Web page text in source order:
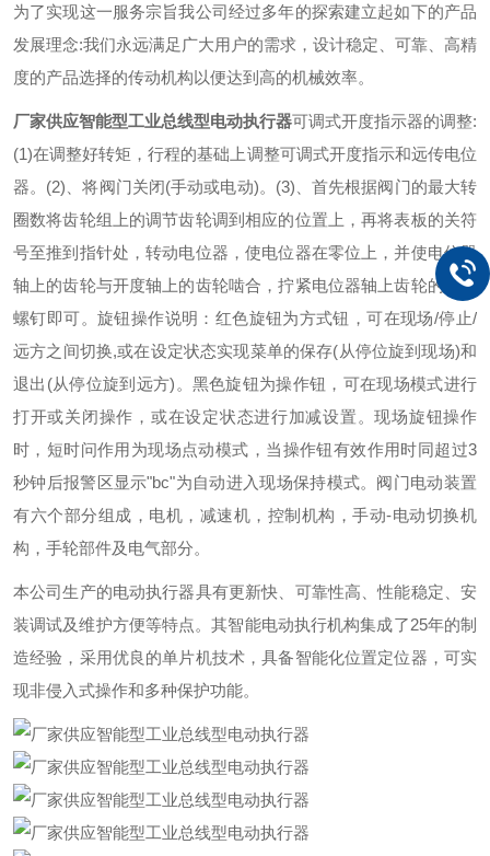
为了实现这一服务宗旨我公司经过多年的探索建立起如下的产品
发展理念:我们永远满足广大用户的需求，设计稳定、可靠、高精
度的产品选择的传动机构以便达到高的机械效率。
厂家供应智能型工业总线型电动执行器可调式开度指示器的调整:
(1)在调整好转矩，行程的基础上调整可调式开度指示和远传电位
器。(2)、将阀门关闭(手动或电动)。(3)、首先根据阀门的最大转
圈数将齿轮组上的调节齿轮调到相应的位置上，再将表板的关符
号至推到指针处，转动电位器，使电位器在零位上，并使电位器
轴上的齿轮与开度轴上的齿轮啮合，拧紧电位器轴上齿轮的紧定
螺钉即可。 旋钮操作说明：红色旋钮为方式钮，可在现场/停止/
远方之间切换,或在设定状态实现菜单的保存(从停位旋到现场)和
退出(从停位旋到远方)。黑色旋钮为操作钮，可在现场模式进行
打开或关闭操作，或在设定状态进行加减设置。现场旋钮操作
时，短时问作用为现场点动模式，当操作钮有效作用时同超过3
秒钟后报警区显示"bc"为自动进入现场保持模式。阀门电动装置
有六个部分组成，电机，减速机，控制机构，手动-电动切换机
构，手轮部件及电气部分。
本公司生产的电动执行器具有更新快、可靠性高、性能稳定、安
装调试及维护方便等特点。其智能电动执行机构集成了25年的制
造经验，采用优良的单片机技术，具备智能化位置定位器，可实
现非侵入式操作和多种保护功能。